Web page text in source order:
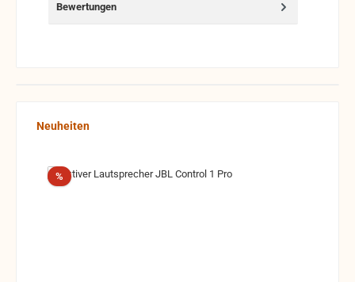
Bewertungen
Produktgalerie überspringen
Neuheiten
%Rabatt